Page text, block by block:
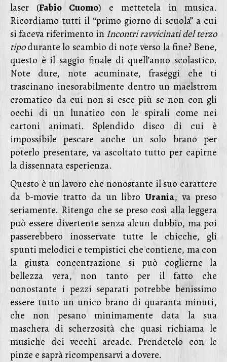
laser (Fabio Cuomo) e mettetela in musica.
Ricordiamo tutti il “primo giorno di scuola” a cui
si faceva riferimento in Incontri ravvicinati del terzo
tipodurante lo scambio di note verso la fine? Bene,
questo è il saggio finale di quell’anno scolastico.
Note dure, note acuminate, fraseggi che ti
trascinano inesorabilmente dentro un maelstrom
cromatico da cui non si esce più se non con gli
occhi di un lunatico con le spirali come nei
cartoni animati. Splendido disco di cui è
impossibile pescare anche un solo brano per
poterlo presentare, va ascoltato tutto per capirne
la dissennata esperienza.
Questo è un lavoro che nonostante il suo carattere
da b-movie tratto da un libroUrania, va preso
seriamente. Ritengo che se preso così alla leggera
può essere divertente senza alcun dubbio, ma poi
passerebbero inosservate tutte le chicche, gli
spunti melodici e tempistici che contiene, ma con
la giusta concentrazione si può coglierne la
bellezza vera, non tanto per il fatto che
nonostante i pezzi separati potrebbe benissimo
essere tutto un unico brano di quaranta minuti,
che non pesano minimamente data la sua
maschera di scherzosità che quasi richiama le
musiche dei vecchi arcade. Prendetelo con le
pinze e saprà ricompensarvi a dovere.